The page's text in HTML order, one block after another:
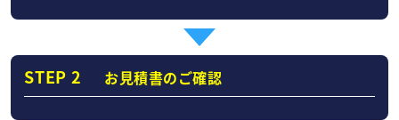
STEP 2 お見積書のご確認